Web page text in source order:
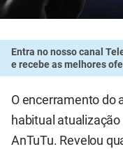
Entra no nosso canal
e recebe as melhores
O encerramento do
habitual
AnTuTu. Revelou